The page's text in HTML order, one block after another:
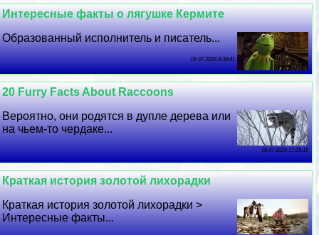
Интересные факты о лягушке Кермите
Образованный исполнитель и писатель...
06 07 2026 8:38:41
20 Furry Facts About Raccoons
Вероятно, они родятся в дупле дерева или
на чьем-то чердаке...
05 07 2026 17:25:15
Краткая история золотой лихорадки
Краткая история золотой лихорадки >
Интересные факты...